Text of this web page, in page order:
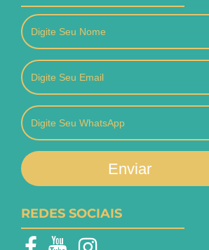
Enviar
REDES SOCIAIS